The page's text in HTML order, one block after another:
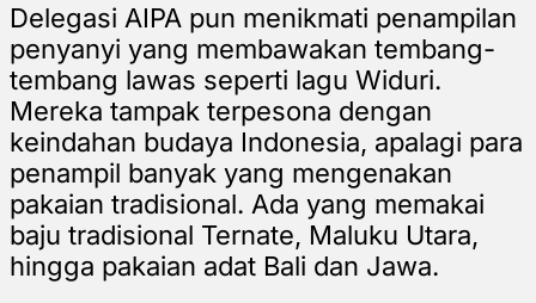
Delegasi AIPA pun menikmati penampilan
penyanyi yang membawakan tembang-
tembang lawas seperti lagu Widuri.
Mereka tampak terpesona dengan
keindahan budaya Indonesia, apalagi para
penampil banyak yang mengenakan
pakaian tradisional. Ada yang memakai
baju tradisional Ternate, Maluku Utara,
hingga pakaian adat Bali dan Jawa.